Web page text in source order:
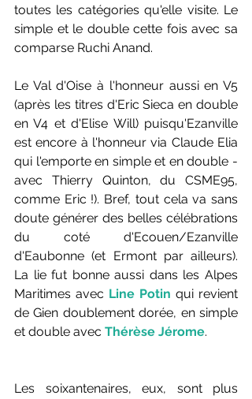
toutes les catégories qu'elle visite. Le
simple et le double cette fois avec sa
comparse Ruchi Anand.
Le Val d'Oise à l'honneur aussi en V5
(après les titres d'Eric Sieca en double
en V4 et d'Elise Will) puisqu'Ezanville
est encore à l'honneur via Claude Elia
qui l'emporte en simple et en double -
avec Thierry Quinton, du CSME95,
comme Eric !). Bref, tout cela va sans
doute générer des belles célébrations
du coté d'Ecouen/Ezanville
d'Eaubonne (et Ermont par ailleurs).
La lie fut bonne aussi dans les Alpes
Maritimes avec Line Potin qui revient
de Gien doublement dorée, en simple
et double avec Thérèse Jérome.
Les soixantenaires, eux, sont plus